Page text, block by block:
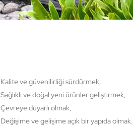
Kalite ve güvenilirliği sürdürmek,
Sağlıklı ve doğal yeni ürünler geliştirmek,
Çevreye duyarlı olmak,
Değişime ve gelişime açık bir yapıda olmak.